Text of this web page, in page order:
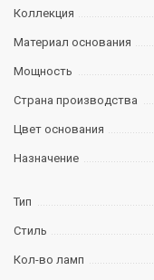
Коллекция
Материал основания
Мощность
Страна производства
Цвет основания
Назначение
Тип
Стиль
Кол-во ламп